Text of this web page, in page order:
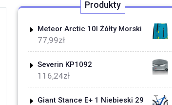
Produkty
Meteor Arctic 10l Żółty Morski
77,99zł
Severin KP1092
116,24zł
Giant Stance E+ 1 Niebieski 29